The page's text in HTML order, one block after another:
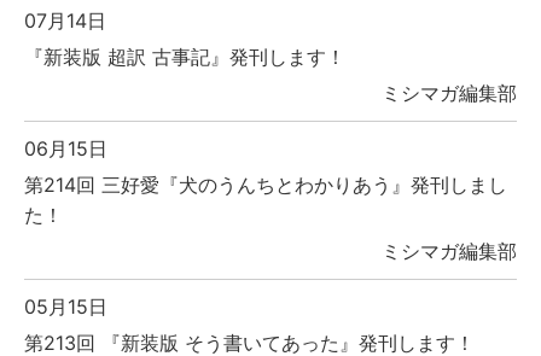
07月14日
『新装版 超訳 古事記』発刊します！
ミシマガ編集部
06月15日
第214回 三好愛『犬のうんちとわかりあう』発刊しまし
た！
ミシマガ編集部
05月15日
第213回 『新装版 そう書いてあった』発刊します！